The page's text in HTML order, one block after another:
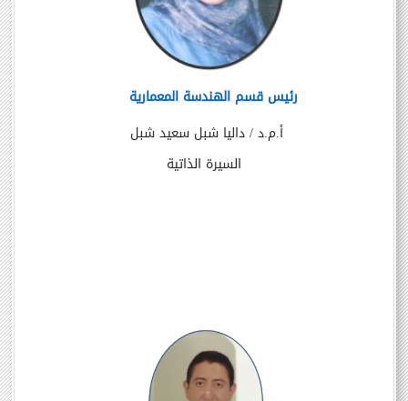
رئيس قسم الهندسة المعمارية
أ.م.د / داليا شبل سعيد شبل
السيرة الذاتية